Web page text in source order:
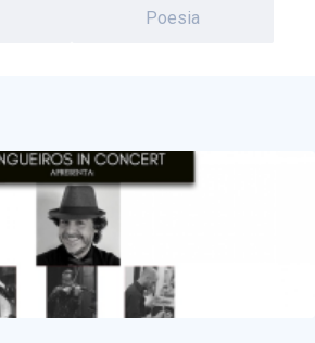
Poesia